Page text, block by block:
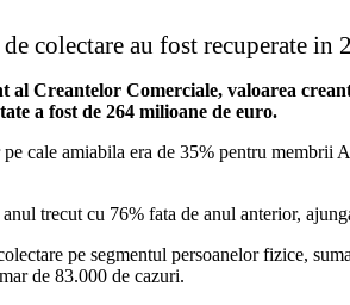
colectare au fost recuperate in
al Creantelor Comerciale, valoarea
a fost de 264 milioane de euro.
cale amiabila era de 35% pentru
trecut cu 76% fata de anul anterior,
pe segmentul persoanelor fizice,
de 83.000 de cazuri.